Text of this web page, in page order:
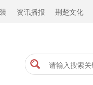
资讯播报 荆楚文化